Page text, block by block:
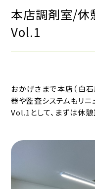
本店調剤室/休
Vol.1
おかげさまで本店（白
器や監査システムもリニ
Vol.1として、まずは休